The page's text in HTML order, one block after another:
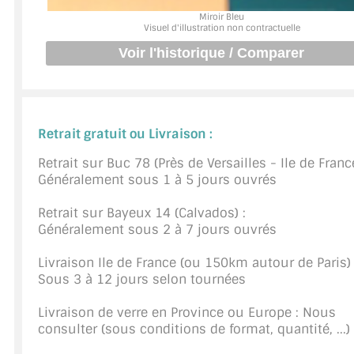
JOINTS D'ÉTANCHÉITÉS
FIXATION GARDES CORPS
SYSTÈMES COULISSANTS
LE CATALOGUE ACCESSOIRES (STROMBINOSCOPE)
EXEMPLES, RÉALISATIONS, INSPIRATIONS
NUANCIER RAL
COMMENT COUPER DU VERRE ?
Miroir Bleu
Visuel d'illustration non contractuelle
Retrait gratuit ou Livraison :
Retrait sur Buc 78 (Près de Versailles - Ile de
Généralement sous 1 à 5 jours ouvrés
Retrait sur Bayeux 14 (Calvados) :
Généralement sous 2 à 7 jours ouvrés
Livraison Ile de France (ou 150km autour de Paris)
Sous 3 à 12 jours selon tournées
Livraison de verre en Province ou Europe : Nous
consulter (sous conditions de format, quantité, ...)